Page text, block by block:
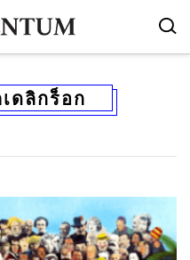
ดลิกร็อก